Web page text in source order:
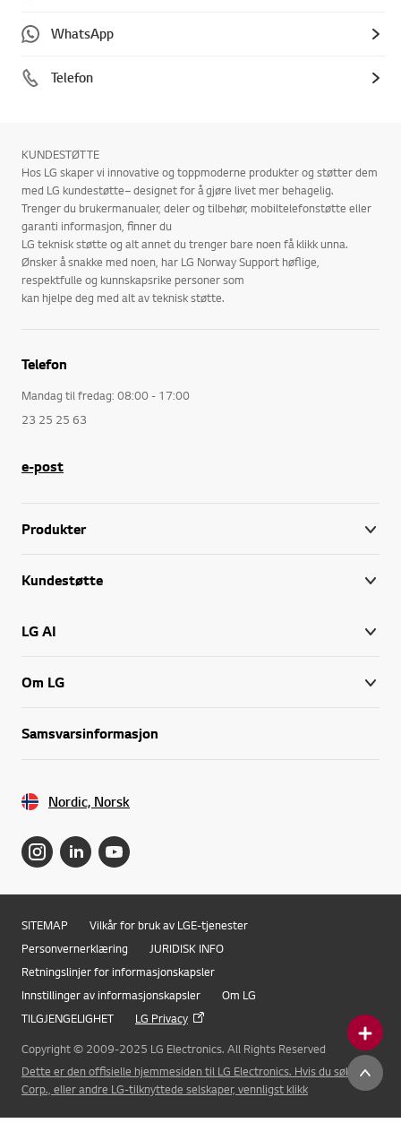
WhatsApp
Telefon
Online Chat
KUNDESTØTTE
Hos LG skaper vi innovative og toppmoderne produkter og støtter dem
med LG kundestøtte– designet for å gjøre livet mer behagelig.
Trenger du brukermanualer, deler og tilbehør, mobiltelefonstøtte eller
garanti informasjon, finner du
LG teknisk støtte og alt annet du trenger bare noen få klikk unna.
Ønsker å snakke med noen, har LG Norway Support høflige,
respektfulle og kunnskapsrike personer som
kan hjelpe deg med alt av teknisk støtte.
Telefon
Mandag til fredag: 08:00 - 17:00
23 25 25 63
e-post
Produkter
Kundestøtte
LG AI
Om LG
Samsvarsinformasjon
Nordic, Norsk
SITEMAP
Vilkår for bruk av LGE-tjenester
Personvernerklæring
JURIDISK INFO
Retningslinjer for informasjonskapsler
Innstillinger av informasjonskapsler
Om LG
TILGJENGELIGHET
LG Privacy
Copyright © 2009-2025 LG Electronics. All Rights Reserved
Dette er den offisielle hjemmesiden til LG Electronics. Hvis du søker LG
Corp., eller andre LG-tilknyttede selskaper, vennligst klikk